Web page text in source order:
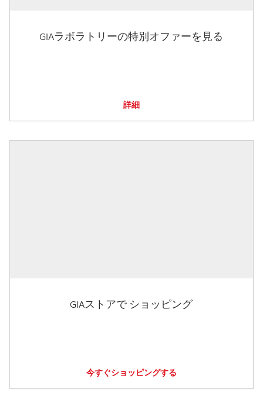
GIAラボラトリーの特別オファーを見る
詳細
GIAストアで ショッピング
今すぐショッピングする